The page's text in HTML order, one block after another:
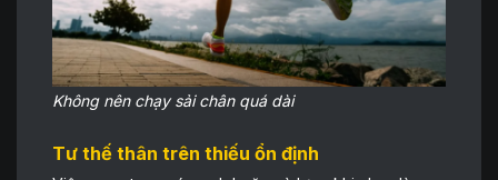
Không nên chạy sải chân quá dài
Tư thế thân trên thiếu ổn định